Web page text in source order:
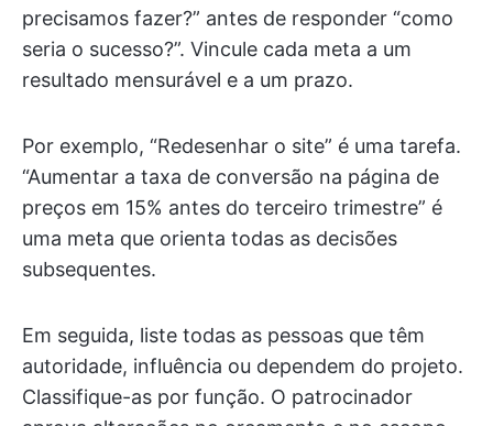
precisamos fazer?” antes de responder “como
seria o sucesso?”. Vincule cada meta a um
resultado mensurável e a um prazo.
Por exemplo, “Redesenhar o site” é uma tarefa.
“Aumentar a taxa de conversão na página de
preços em 15% antes do terceiro trimestre” é
uma meta que orienta todas as decisões
subsequentes.
Em seguida, liste todas as pessoas que têm
autoridade, influência ou dependem do projeto.
Classifique-as por função. O patrocinador